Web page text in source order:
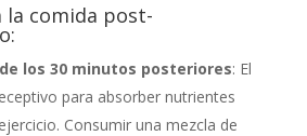
la comida post-
los 30 minutos posteriores: El
para absorber nutrientes
Consumir una mezcla de